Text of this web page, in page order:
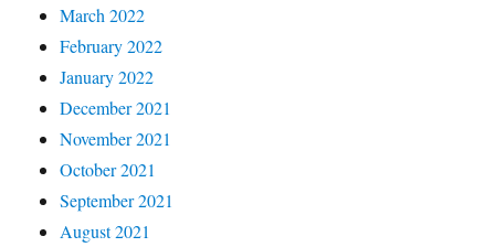
March 2022
February 2022
January 2022
December 2021
November 2021
October 2021
September 2021
August 2021